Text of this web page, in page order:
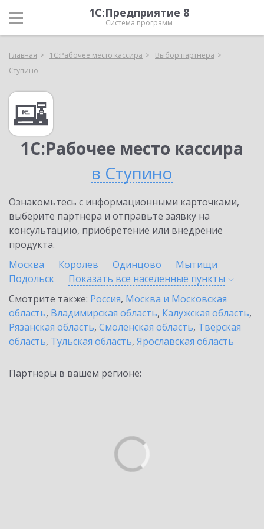
1С:Предприятие 8
Система программ
Главная 1С:Рабочее место кассира
Выбор партнёра
Ступино
1С:Рабочее место кассира
в Ступино
Ознакомьтесь с информационными карточками,
выберите партнёра и отправьте заявку на
консультацию, приобретение или внедрение
продукта.
Москва
Королев Одинцово
Мытищи
Подольск
Показать все населенные пункты
Смотрите также: Россия, Москва и Московская
область, Владимирская область, Калужская область,
Рязанская область, Смоленская область, Тверская
область, Тульская область, Ярославская область
Партнеры в вашем регионе: